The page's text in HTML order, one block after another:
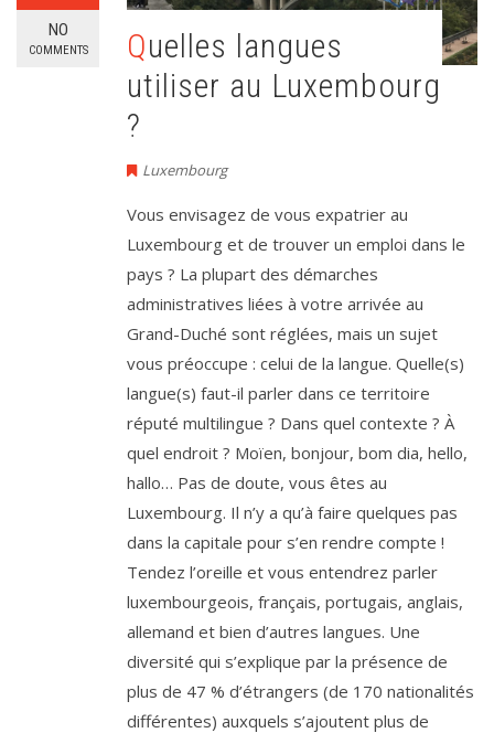
NO
COMMENTS
Quelles langues
utiliser au Luxembourg
?
Luxembourg
Vous envisagez de vous expatrier au
Luxembourg et de trouver un emploi dans le
pays ? La plupart des démarches
administratives liées à votre arrivée au
Grand-Duché sont réglées, mais un sujet
vous préoccupe : celui de la langue. Quelle(s)
langue(s) faut-il parler dans ce territoire
réputé multilingue ? Dans quel contexte ? À
quel endroit ? Moïen, bonjour, bom dia, hello,
hallo… Pas de doute, vous êtes au
Luxembourg. Il n’y a qu’à faire quelques pas
dans la capitale pour s’en rendre compte !
Tendez l’oreille et vous entendrez parler
luxembourgeois, français, portugais, anglais,
allemand et bien d’autres langues. Une
diversité qui s’explique par la présence de
plus de 47 % d’étrangers (de 170 nationalités
différentes) auxquels s’ajoutent plus de